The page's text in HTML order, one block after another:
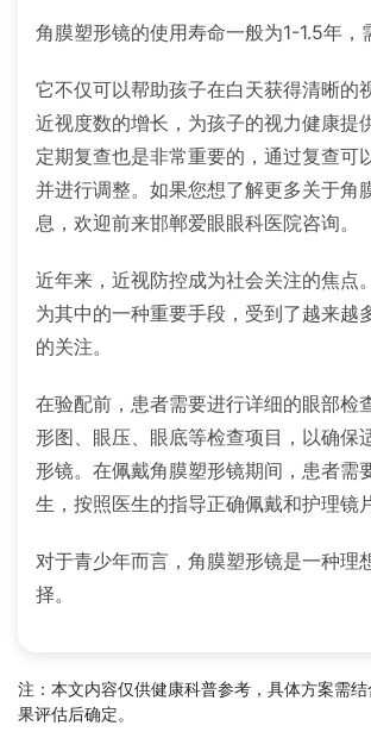
角膜塑形镜的使用寿命一般为1-1.5年，
它不仅可以帮助孩子在白天获得清晰的
近视度数的增长，为孩子的视力健康提
定期复查也是非常重要的，通过复查可
并进行调整。如果您想了解更多关于角
息，欢迎前来邯郸爱眼眼科医院咨询。
近年来，近视防控成为社会关注的焦点
为其中的一种重要手段，受到了越来越
的关注。
在验配前，患者需要进行详细的眼部检
形图、眼压、眼底等检查项目，以确保
形镜。在佩戴角膜塑形镜期间，患者需
生，按照医生的指导正确佩戴和护理镜片
对于青少年而言，角膜塑形镜是一种理
择。
注：本文内容仅供健康科普参考，具体方案需
果评估后确定。